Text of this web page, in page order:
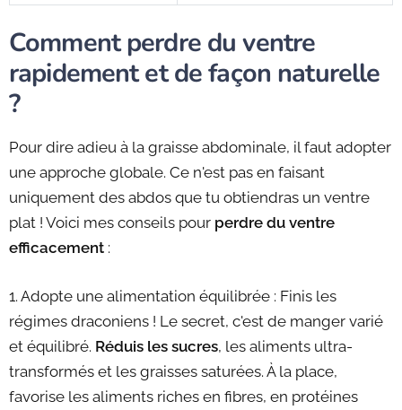
Comment perdre du ventre
rapidement et de façon naturelle
?
Pour dire adieu à la graisse abdominale, il faut adopter
une approche globale. Ce n'est pas en faisant
uniquement des abdos que tu obtiendras un ventre
plat ! Voici mes conseils pour perdre du ventre
efficacement :
1. Adopte une alimentation équilibrée : Finis les
régimes draconiens ! Le secret, c'est de manger varié
et équilibré. Réduis les sucres, les aliments ultra-
transformés et les graisses saturées. À la place,
favorise les aliments riches en fibres, en protéines